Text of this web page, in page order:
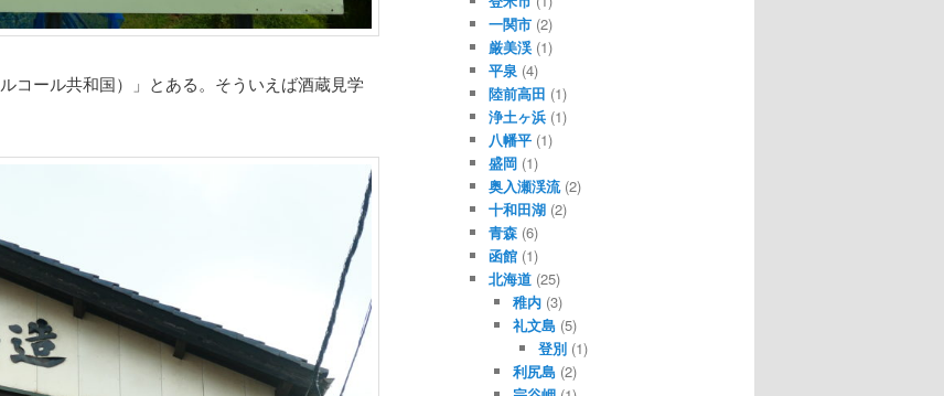
コール共和国）」とある。そういえば酒蔵見学
一関市(2)
厳美渓(1)
平泉 (4)
陸前高田 (1)
浄土ヶ浜(1)
八幡平(1)
盛岡(1)
奥入瀬渓流(2)
十和田湖(2)
青森(6)
函館(1)
北海道(25)
稚内 (3)
礼文島 (5)
登別(1)
利尻島 (2)